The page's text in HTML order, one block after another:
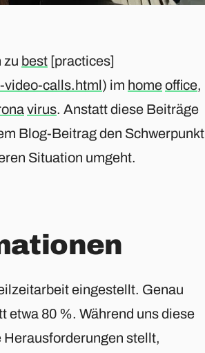
zu best [practices]
video-calls.html) im homeoffice,
virus. Anstatt diese Beiträge
Blog-Beitrag den Schwerpunkt
Situation umgeht.
eingestellt. Genau
etwa 80 %. Während uns diese
stellt,